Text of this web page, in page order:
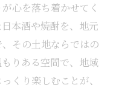
心を落ち着かせてく
本酒や焼酎を、地元
その土地ならではの
りある空間で、地域
くり楽しむことが、